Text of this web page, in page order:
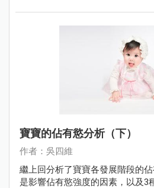
寶寶的佔有慾分析（下）
作者：吳四維
繼上回分析了寶寶各發展階段的
是影響佔有慾強度的因素，以及3